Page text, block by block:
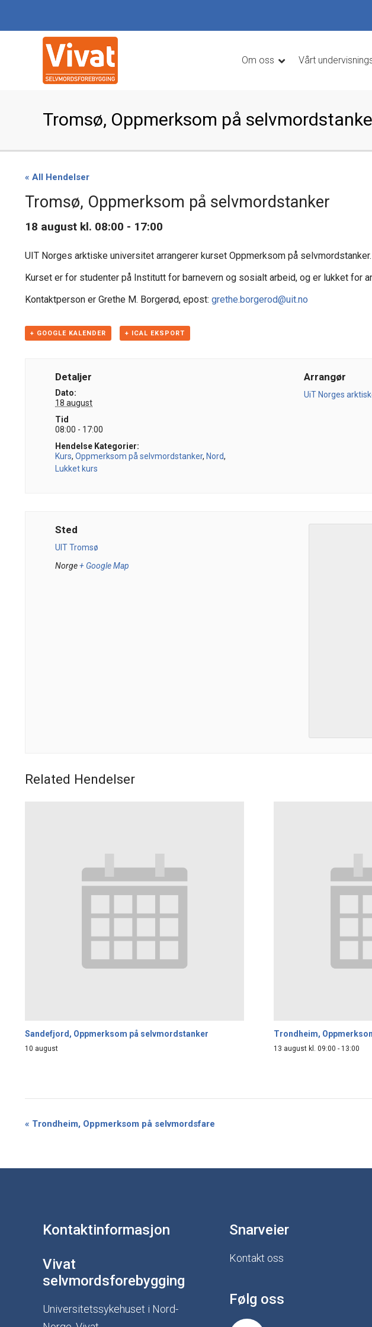
Om oss Vårt
Tromsø, Oppmerksom på
« All Hendelser
Tromsø, Oppmerksom på selvmordstanker
18 august kl. 08:00 - 17:00
UIT Norges arktiske universitet arrangerer kurset Oppmerksom på selvmordstanker.
Kurset er for studenter på Institutt for barnevern og sosialt arbeid, og er lukket for
Kontaktperson er Grethe M. Borgerød, epost: grethe.borgerod@uit.no
+ GOOGLE KALENDER + ICAL EKSPORT
Detaljer
Dato:
18 august
Tid
08:00 - 17:00
Hendelse Kategorier:
Kurs,Oppmerksom på selvmordstanker, Nord,
Lukket kurs
Arrangør
UiT Norges
Sted
UIT Tromsø
Norge + Google Map
Related Hendelser
Sandefjord, Oppmerksom på selvmordstanker
10 august
Trondheim,
13 august kl. 09:00 - 13:00
« Trondheim, Oppmerksom på selvmordsfare
Kontaktinformasjon
Vivat
selvmordsforebygging
Universitetssykehuset i Nord-
Snarveier
Kontakt oss
Følg oss